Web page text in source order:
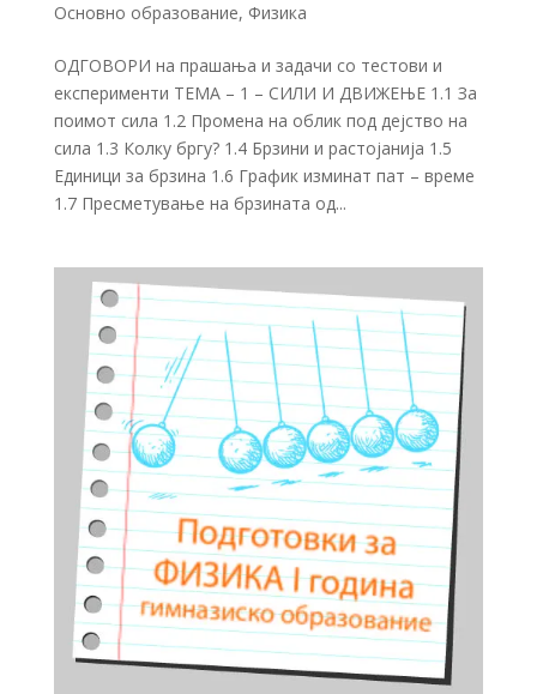
Основно образование, Физика
ОДГОВОРИ на прашања и задачи со тестови и
експерименти ТЕМА – 1 – СИЛИ И ДВИЖЕЊЕ 1.1 За
поимот сила 1.2 Промена на облик под дејство на
сила 1.3 Колку бргу? 1.4 Брзини и растојанија 1.5
Единици за брзина 1.6 График изминат пат – време
1.7 Пресметување на брзината од...